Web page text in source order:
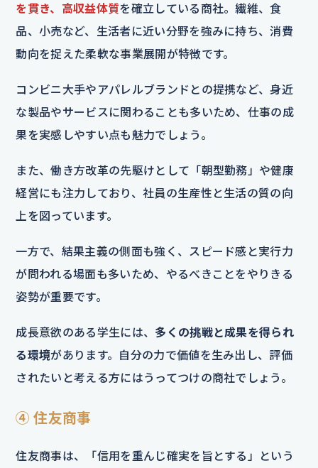
を貫き、高収益体質を確立している商社。繊維、食
品、小売など、生活者に近い分野を強みに持ち、消費
動向を捉えた柔軟な事業展開が特徴です。
コンビニ大手やアパレルブランドとの提携など、身近
な製品やサービスに関わることも多いため、仕事の成
果を実感しやすい点も魅力でしょう。
また、働き方改革の先駆けとして「朝型勤務」や健康
経営にも注力しており、社員の生産性と生活の質の向
上を図っています。
一方で、結果主義の側面も強く、スピード感と実行力
が問われる場面も多いため、やるべきことをやりきる
姿勢が重要です。
成長意欲のある学生には、 多くの挑戦と成果を得られ
る環境があります。自分の力で価値を生み出し、評価
されたいと考える方にはうってつけの商社でしょう。
④ 住友商事
住友商事は、「信用を重んじ確実を旨とする」という